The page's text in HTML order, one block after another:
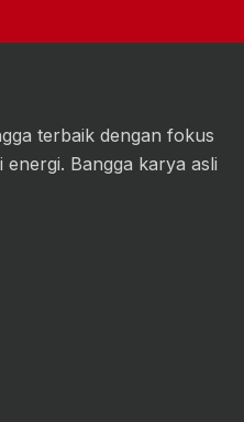
terbaik dengan fokus
energi. Bangga karya asli